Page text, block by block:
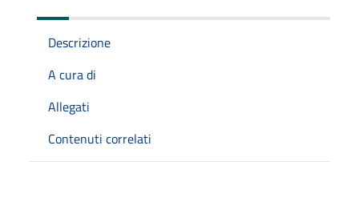
Descrizione
A cura di
Allegati
Contenuti correlati